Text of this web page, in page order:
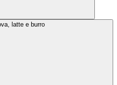
latte e burro